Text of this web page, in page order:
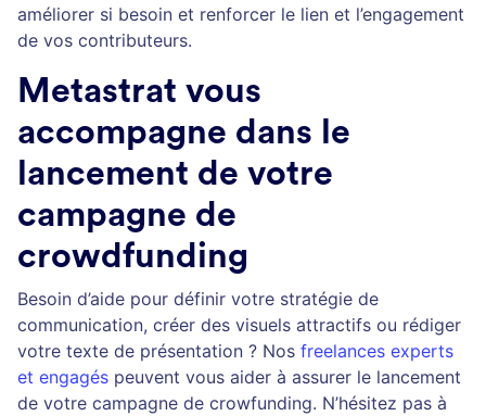
améliorer si besoin et renforcer le lien et l’engagement
de vos contributeurs.
Metastrat vous
accompagne dans le
lancement de votre
campagne de
crowdfunding
Besoin d’aide pour définir votre stratégie de
communication, créer des visuels attractifs ou rédiger
votre texte de présentation ? Nos freelances experts
et engagés peuvent vous aider à assurer le lancement
de votre campagne de crowfunding. N’hésitez pas à